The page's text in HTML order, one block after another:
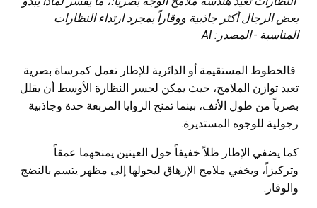
بعض الرجال أكثر جاذبية ووقاراً بمجرد ارتداء النظارات
المناسبة - المصدر: AI
فالخطوط المستقيمة أو الدائرية للإطار تعمل كمرساة بصرية
تعيد توازن الملامح، حيث يمكن لجسر النظارة الأوسط أن يقلل
بصرياً من طول الأنف، بينما تمنح الزوايا المربعة حدة وجاذبية
رجولية للوجوه المستديرة.
كما يضفي الإطار ظلاً خفيفاً حول العينين يمنحهما عمقاً
وتركيزاً، ويخفي ملامح الإرهاق ليحولها إلى مظهر يتسم بالنضج
والوقار.